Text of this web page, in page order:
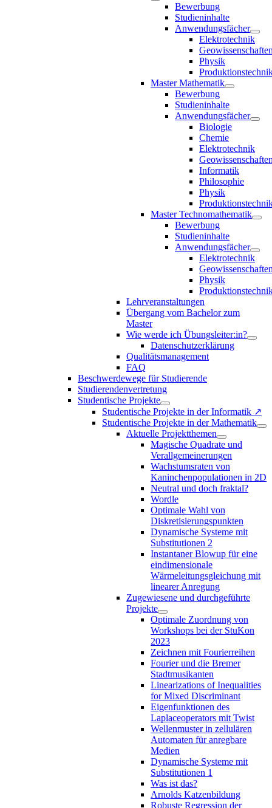
Bewerbung
Studieninhalte
Anwendungsfächer
Elektrotechnik
Physik
Master Mathematik
Bewerbung
Studieninhalte
Anwendungsfächer
Biologie
Chemie
Elektrotechnik
Informatik
Philosophie
Physik
Master Technomathematik
Bewerbung
Studieninhalte
Anwendungsfächer
Elektrotechnik
Physik
Lehrveranstaltungen
Übergang vom Bachelor zum
Master
Wie werde ich Übungsleiter:in?
Datenschutzerklärung
Qualitätsmanagement
FAQ
Beschwerdewege für Studierende
Studierendenvertretung
Studentische Projekte
Studentische Projekte in der Informatik ↗
Studentische Projekte in der Mathematik
Aktuelle Projektthemen
Magische Quadrate und
Verallgemeinerungen
Wachstumsraten von
Kaninchenpopulationen in 2D
Neutral und doch fraktal?
Wordle
Optimale Wahl von
Diskretisierungspunkten
Dynamische Systeme mit
Substitutionen 2
Instantaner Blowup für eine
eindimensionale
Wärmeleitungsgleichung mit
linearer Anregung
Zugewiesene und durchgeführte
Projekte
Optimale Zuordnung von
Workshops bei der StuKon
2023
Zeichnen mit Fourierreihen
Fourier und die Bremer
Stadtmusikanten
Linearizations of Inequalities
for Mixed Discriminant
Eigenfunktionen des
Laplaceoperators mit Twist
Wellenmuster in zellulären
Automaten für anregbare
Medien
Dynamische Systeme mit
Substitutionen 1
Was ist das?
Arnolds Katzenbildung
Robuste Regression der